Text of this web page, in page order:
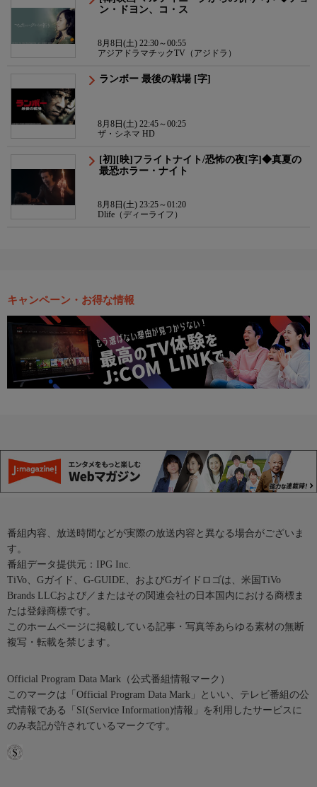
ン・ドヨン、コ・ス
8月8日(土) 22:30～00:55
アジアドラマチックTV（アジドラ）
ランボー 最後の戦場 [字]
8月8日(土) 22:45～00:25
ザ・シネマ HD
[初][映]フライトナイト/恐怖の夜[字]◆真夏の
最恐ホラー・ナイト
8月8日(土) 23:25～01:20
Dlife（ディーライフ）
キャンペーン・お得な情報
番組内容、放送時間などが実際の放送内容と異なる場合がございま
す。
番組データ提供元：IPG Inc.
TiVo、Gガイド、G-GUIDE、およびGガイドロゴは、米国TiVo
Brands LLCおよび／またはその関連会社の日本国内における商標ま
たは登録商標です。
このホームページに掲載している記事・写真等あらゆる素材の無断
複写・転載を禁じます。
Official Program Data Mark（公式番組情報マーク）
このマークは「Official Program Data Mark」といい、テレビ番組の公
式情報である「SI(Service Information)情報」を利用したサービスに
のみ表記が許されているマークです。